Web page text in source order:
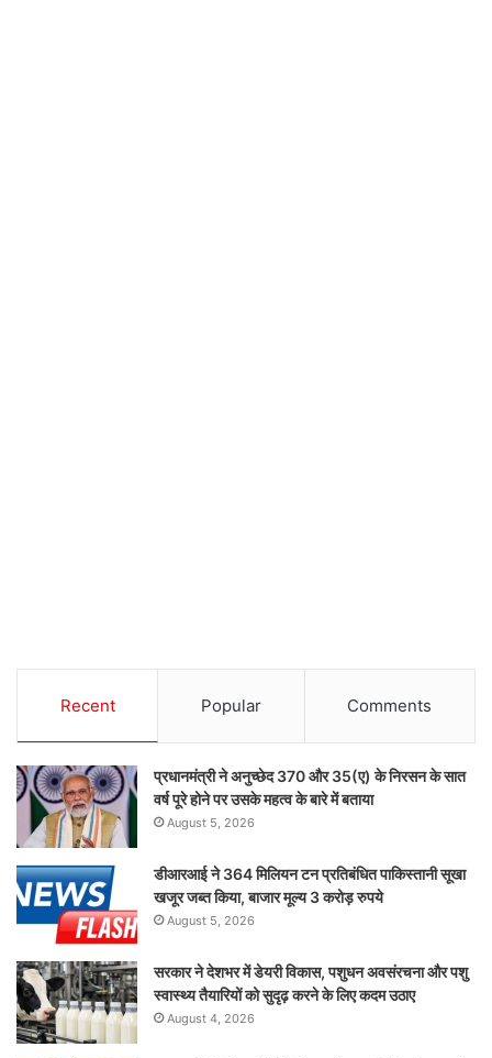
Recent Popular Comments
प्रधानमंत्री ने अनुच्छेद 370 और 35(ए) के निरसन के सात
वर्ष पूरे होने पर उसके महत्व के बारे में बताया
August 5, 2026
डीआरआई ने 364 मिलियन टन प्रतिबंधित पाकिस्तानी सूखा
खजूर जब्त किया, बाजार मूल्य 3 करोड़ रुपये
August 5, 2026
सरकार ने देशभर में डेयरी विकास, पशुधन अवसंरचना और पशु
स्वास्थ्य तैयारियों को सुदृढ़ करने के लिए कदम उठाए
August 4, 2026